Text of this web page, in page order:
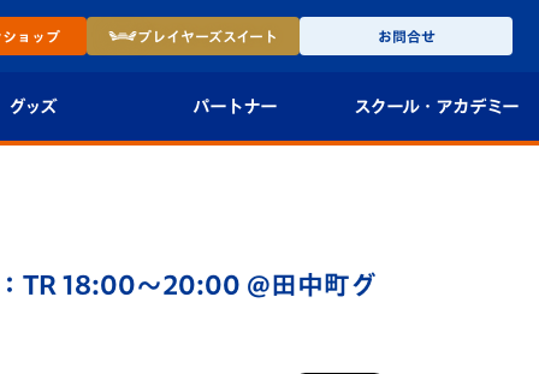
ショップ プレイヤーズスイート お問合せ
グッズ パートナー
法人限定 VIP BOX
スクール・ アカデミー
U-15
TR 18:00～20:00 @田中町グ